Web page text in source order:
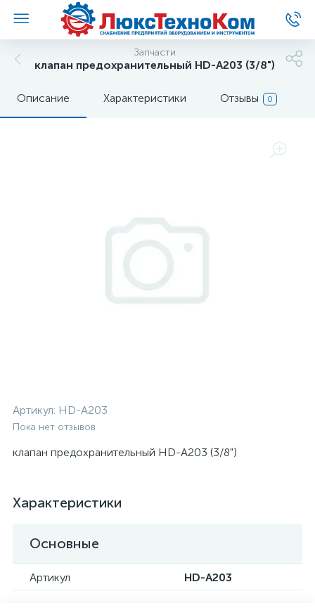
Запчасти
клапан предохранительный HD-A203 (3/8")
Описание Характеристики Отзывы 0
Артикул: HD-A203
Пока нет отзывов
клапан предохранительный HD-A203 (3/8")
Характеристики
Основные
Артикул HD-A203